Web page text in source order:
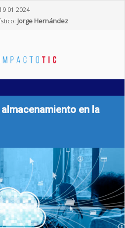
19 01 2024
Jorge Hernández
en la